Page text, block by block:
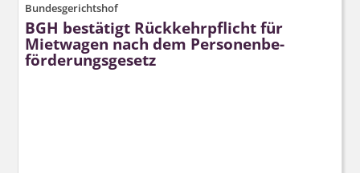
Bundesgerichtshof
BGH bestätigt Rückkehrpflicht für
Mietwagen nach dem Personenbe­
förderungsgesetz